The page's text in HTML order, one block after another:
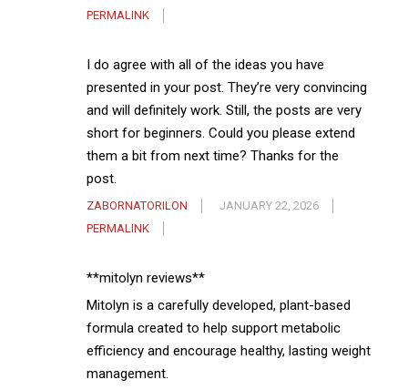
PERMALINK
I do agree with all of the ideas you have
presented in your post. They’re very convincing
and will definitely work. Still, the posts are very
short for beginners. Could you please extend
them a bit from next time? Thanks for the
post.
ZABORNATORILON
JANUARY 22, 2026
PERMALINK
**mitolyn reviews**
Mitolyn is a carefully developed, plant-based
formula created to help support metabolic
efficiency and encourage healthy, lasting weight
management.